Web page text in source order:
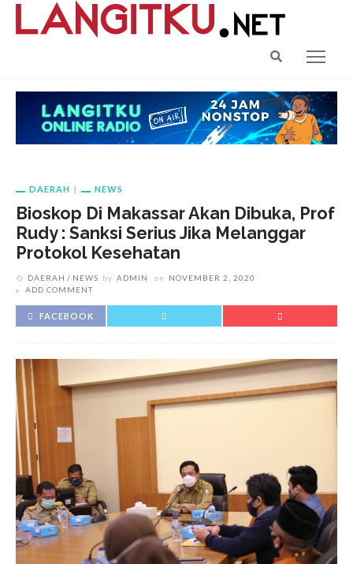
DAERAH NEWS
Bioskop Di Makassar Akan Dibuka, Prof
Rudy : Sanksi Serius Jika Melanggar
Protokol Kesehatan
DAERAH NEWS by ADMIN on
NOVEMBER 2, 2020
ADD COMMENT
FACEBOOK